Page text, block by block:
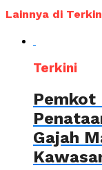
Lainnya di
Terkini
Pemkot
Gajah